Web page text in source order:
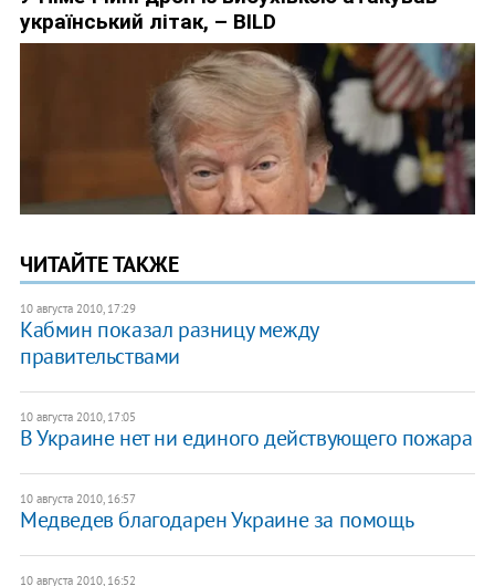
ЧИТАЙТЕ ТАКЖЕ
10 августа 2010, 17:29
Кабмин показал разницу между
правительствами
10 августа 2010, 17:05
В Украине нет ни единого действующего пожара
10 августа 2010, 16:57
Медведев благодарен Украине за помощь
10 августа 2010, 16:52